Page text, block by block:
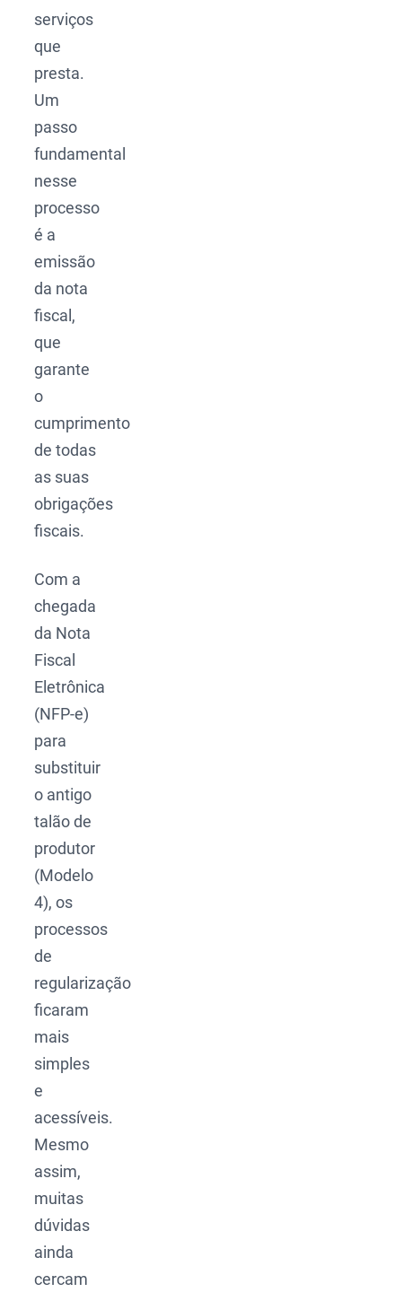
serviços
que
presta.
Um
passo
fundamental
nesse
processo
é a
emissão
da nota
fiscal,
que
garante
o
cumprimento
de todas
as suas
obrigações
fiscais.
Com a
chegada
da Nota
Fiscal
Eletrônica
(NFP-e)
para
substituir
o antigo
talão de
produtor
(Modelo
4), os
processos
de
regularização
ficaram
mais
simples
e
acessíveis.
Mesmo
assim,
muitas
dúvidas
ainda
cercam